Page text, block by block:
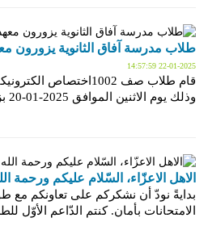
طلاب مدرسة آفاق الثانوية يزورون
2025-01-22 14:57:59
قام طلاب صف 1002اختصاص
وذلك يوم الاثنين الموافق 2025-01-20 بزيارة معهد "مداع تيك" في...
الاهل الاعزّاء، السّلام عليكم ورحمة
بدايةً نودّ أن نشكركم على تعاونكم مع
الامتحانات بأمان. كنتم الدّاعم الأوّل